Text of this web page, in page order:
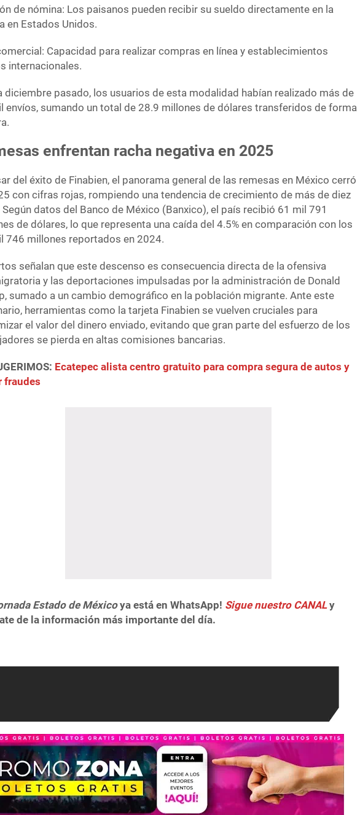
de nómina: Los paisanos pueden recibir su sueldo directamente en la
en Estados Unidos.
Capacidad para realizar compras en línea y establecimientos
internacionales.
diciembre pasado, los usuarios de esta modalidad habían realizado más de
envíos, sumando un total de 28.9 millones de dólares transferidos de forma
enfrentan racha negativa en 2025
del éxito de Finabien, el panorama general de las remesas en México cerró
con cifras rojas, rompiendo una tendencia de crecimiento de más de diez
Según datos del Banco de México (Banxico), el país recibió 61 mil 791
de dólares, lo que representa una caída del 4.5% en comparación con los
746 millones reportados en 2024.
señalan que este descenso es consecuencia directa de la ofensiva
y las deportaciones impulsadas por la administración de Donald
sumado a un cambio demográfico en la población migrante. Ante este
herramientas como la tarjeta Finabien se vuelven cruciales para
el valor del dinero enviado, evitando que gran parte del esfuerzo de los
se pierda en altas comisiones bancarias.
Ecatepec alista centro gratuito para compra segura de autos y
fraudes
Estado de Méxicoya está en WhatsApp! Sigue nuestro CANALy
de la información más importante del día.